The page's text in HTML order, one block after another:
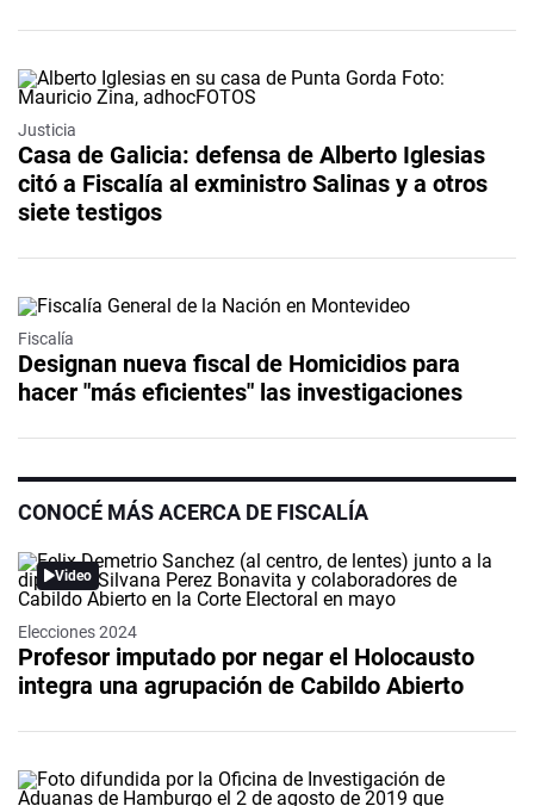
Justicia
Casa de Galicia: defensa de Alberto Iglesias
citó a Fiscalía al exministro Salinas y a otros
siete testigos
Fiscalía
Designan nueva fiscal de Homicidios para
hacer "más eficientes" las investigaciones
CONOCÉ MÁS ACERCA DE FISCALÍA
Video
Elecciones 2024
Profesor imputado por negar el Holocausto
integra una agrupación de Cabildo Abierto